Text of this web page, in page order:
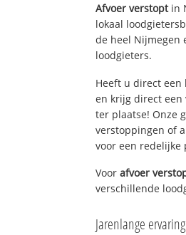
Afvoer verstoptin
lokaal
de heel Nijmegen
loodgieters.
Heeft u direct een
en krijg direct
ter plaatse! Onze
verstoppingen of
voor een redelijke
Voorafvoer
verschillende
Jarenlange ervaring